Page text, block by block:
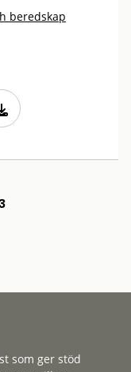
beredskap
som ger stöd